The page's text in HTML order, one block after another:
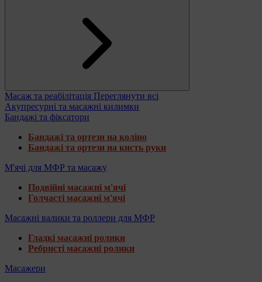
Масаж та реабілітація Переглянути всі
Акупресурні та масажні килимки
Бандажі та фіксатори
Бандажі та ортези на коліно
Бандажі та ортези на кисть руки
М'ячі для МФР та масажу
Подвійні масажні м'ячі
Голчасті масажні м'ячі
Масажні валики та роллери для МФР
Гладкі масажні ролики
Ребристі масажні ролики
Масажери